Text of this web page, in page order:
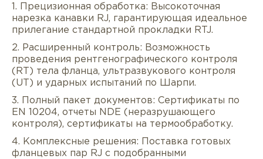
1. Прецизионная обработка: Высокоточная
нарезка канавки RJ, гарантирующая идеальное
прилегание стандартной прокладки RTJ.
2. Расширенный контроль: Возможность
проведения рентгенографического контроля
(RT) тела фланца, ультразвукового контроля
(UT) и ударных испытаний по Шарпи.
3. Полный пакет документов: Сертификаты по
EN 10204, отчеты NDE (неразрушающего
контроля), сертификаты на термообработку.
4. Комплексные решения: Поставка готовых
фланцевых пар RJ с подобранными